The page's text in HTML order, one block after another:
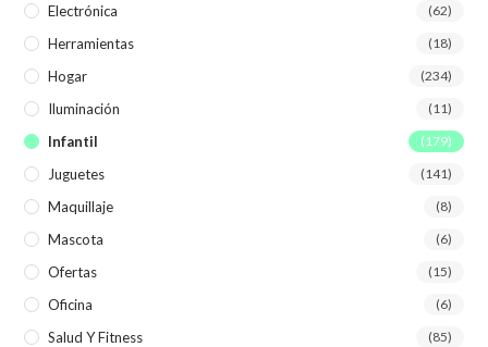
Electrónica (62)
Herramientas (18)
Hogar (234)
Iluminación (11)
Infantil (179)
Juguetes (141)
Maquillaje (8)
Mascota (6)
Ofertas (15)
Oficina (6)
Salud Y Fitness (85)